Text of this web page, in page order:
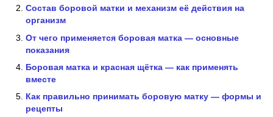
Состав боровой матки и механизм её действия на
организм
От чего применяется боровая матка — основные
показания
Боровая матка и красная щётка — как применять
вместе
Как правильно принимать боровую матку — формы и
рецепты